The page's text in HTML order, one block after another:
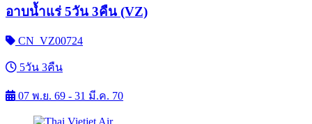
อาบน้ำแร่ 5วัน 3คืน (VZ)
CN_VZ00724
5วัน 3คืน
07 พ.ย. 69 - 31 มี.ค. 70